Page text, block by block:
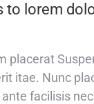
to lorem
placerat
itae. Nunc
facilisis